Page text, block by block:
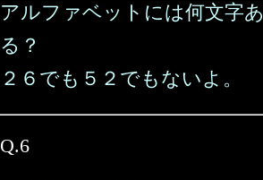
アルファベットには何文字あ
る？
２６でも５２でもないよ。
Q.6